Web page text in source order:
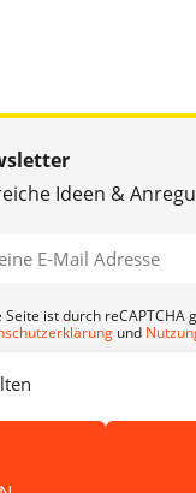
Ideen &
Seite ist durch reCAPTCHA
und